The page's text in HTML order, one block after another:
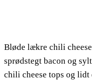
Bløde lækre chili
sprødstegt bacon og
chili cheese tops og lidt